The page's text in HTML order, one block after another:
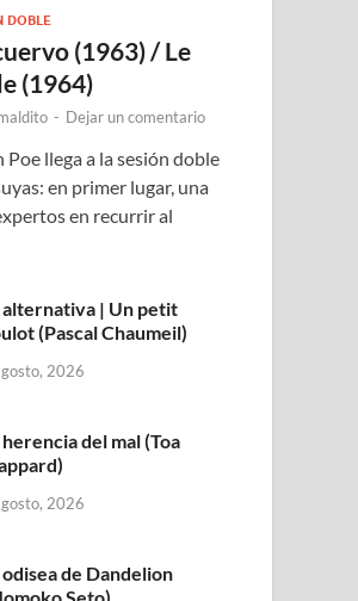
DOBLE
(1963) / Le
(1964)
- Dejar un comentario
Poe llega a la sesión doble
en primer lugar, una
en recurrir al
alternativa | Un petit
(Pascal Chaumeil)
2026
herencia del mal (Toa
2026
odisea de Dandelion